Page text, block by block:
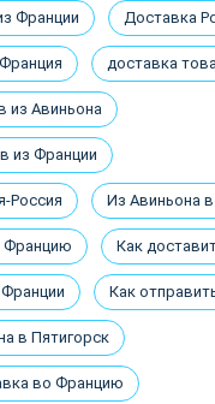
Франции Доставка
доставка
из Авиньона
из Франции
Россия Из Авиньона
Францию Как
Как
в Пятигорск
во Францию